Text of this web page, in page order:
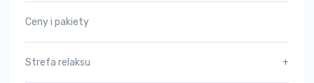
Ceny i pakiety
Strefa relaksu +